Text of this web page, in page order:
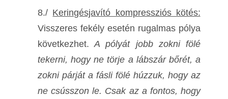
8./ Keringésjavító kompressziós kötés:
Visszeres fekély esetén rugalmas pólya
következhet. A pólyát jobb zokni fölé
tekerni, hogy ne törje a lábszár bőrét, a
zokni párját a fásli fölé húzzuk, hogy az
ne csússzon le. Csak az a fontos, hogy